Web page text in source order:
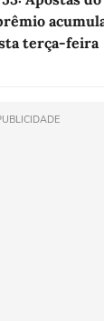
terça-feira